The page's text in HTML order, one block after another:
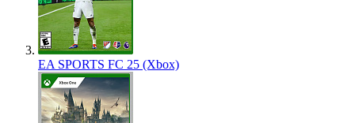
EA SPORTS FC 25 (Xbox)